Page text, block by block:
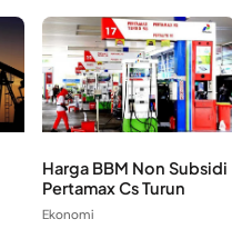
Harga BBM Non Subsidi
Pertamax Cs Turun
Ekonomi